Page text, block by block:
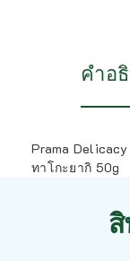
คำอ
Prama
ทาโกะยากิ 50g